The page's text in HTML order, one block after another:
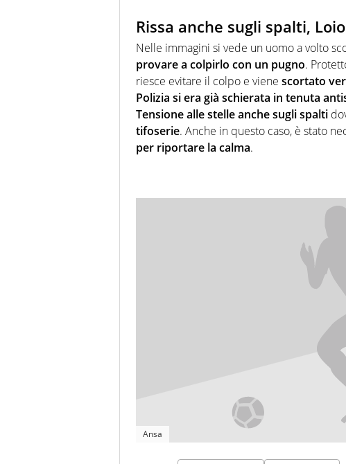
Rissa anche sugli spalti,
Nelle immagini si vede un uomo a volto
provare a colpirlo con un pugno.
riesce evitare il colpo e viene scortato
Polizia si era già schierata in tenuta
Tensione alle stelle anche sugli spalti
tifoserie. Anche in questo caso, è stato
per riportare la calma.
Ansa